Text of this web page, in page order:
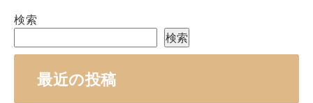
検索
検索
最近の投稿